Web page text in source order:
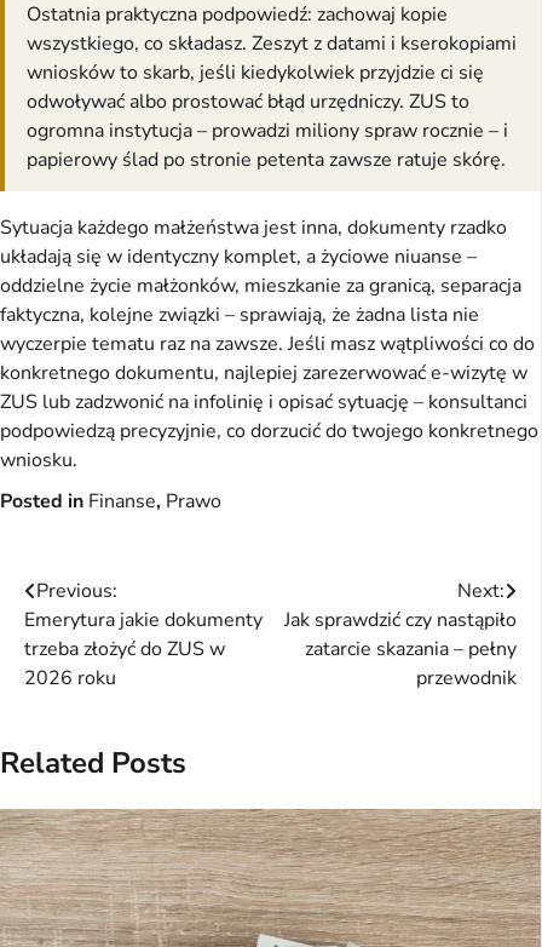
Ostatnia praktyczna podpowiedź: zachowaj kopie
wszystkiego, co składasz. Zeszyt z datami i kserokopiami
wniosków to skarb, jeśli kiedykolwiek przyjdzie ci się
odwoływać albo prostować błąd urzędniczy. ZUS to
ogromna instytucja – prowadzi miliony spraw rocznie – i
papierowy ślad po stronie petenta zawsze ratuje skórę.
Sytuacja każdego małżeństwa jest inna, dokumenty rzadko
układają się w identyczny komplet, a życiowe niuanse –
oddzielne życie małżonków, mieszkanie za granicą, separacja
faktyczna, kolejne związki – sprawiają, że żadna lista nie
wyczerpie tematu raz na zawsze. Jeśli masz wątpliwości co do
konkretnego dokumentu, najlepiej zarezerwować e-wizytę w
ZUS lub zadzwonić na infolinię i opisać sytuację – konsultanci
podpowiedzą precyzyjnie, co dorzucić do twojego konkretnego
wniosku.
Posted in Finanse, Prawo
Nawigacja
wpisu
Previous:
Emerytura jakie dokumenty
trzeba złożyć do ZUS w
2026 roku
Next:
Jak sprawdzić czy nastąpiło
zatarcie skazania – pełny
przewodnik
Related Posts